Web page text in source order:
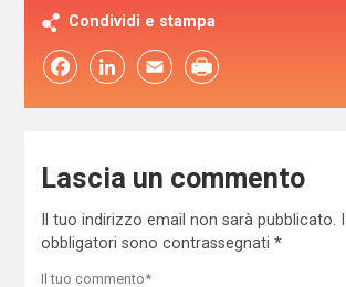
Condividi e stampa
FacebookLinkedIn Email
Lascia un commento
Il tuo indirizzo email non sarà pubblicato.
obbligatori sono contrassegnati *